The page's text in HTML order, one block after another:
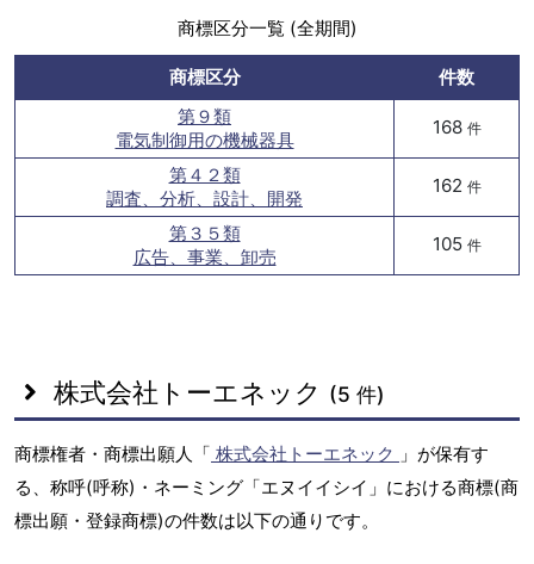
商標区分一覧 (全期間)
商標区分
件数
第９類
電気制御用の機械器具
168 件
第４２類
調査、分析、設計、開発
162 件
第３５類
広告、事業、卸売
105 件
株式会社トーエネック (5 件)
商標権者・商標出願人「 株式会社トーエネック 」が保有す
る、称呼(呼称)・ネーミング「エヌイイシイ」における商標(商
標出願・登録商標)の件数は以下の通りです。